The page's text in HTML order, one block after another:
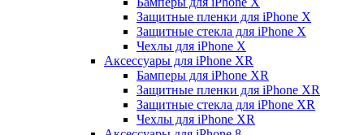
Защитные пленки для iPhone X
Защитные стекла для iPhone X
Чехлы для iPhone X
Аксессуары для iPhone XR
Бамперы для iPhone XR
Защитные пленки для iPhone XR
Защитные стекла для iPhone XR
Чехлы для iPhone XR